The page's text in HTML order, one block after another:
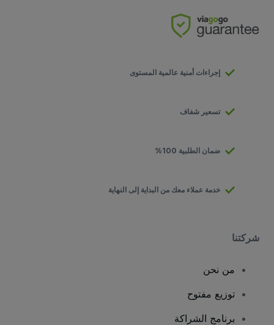
إجراءات أمنية عالمية المستوى
تسعير شفاف
ضمان الطلبية 100%
خدمة عملاء معك من البداية إلى النهاية
شركتنا
من نحن
توزيع مفتوح
برنامج الشراكة